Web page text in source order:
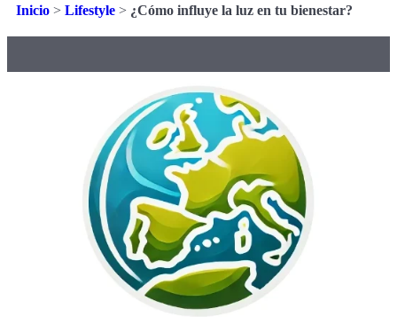
Inicio > Lifestyle > ¿Cómo influye la luz en tu bienestar?